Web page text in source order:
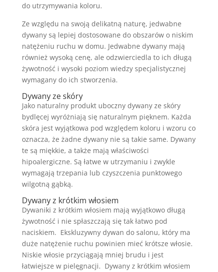
do utrzymywania koloru.
Ze względu na swoją delikatną naturę, jedwabne
dywany są lepiej dostosowane do obszarów o niskim
natężeniu ruchu w domu. Jedwabne dywanymają
również wysoką cenę, ale odzwierciedla to ich długą
żywotność i wysoki poziom wiedzy specjalistycznej
wymagany do ich stworzenia.
Dywany ze skóry
Jako naturalny produkt uboczny dywany ze skóry
bydlęcej wyróżniają się naturalnym pięknem. Każda
skóra jest wyjątkowa pod względem koloru i wzoru co
oznacza, że ​​żadne dywany nie są takie same. Dywany
te są miękkie, a także mają właściwości
hipoalergiczne. Są łatwe w utrzymaniu i zwykle
wymagają trzepania lub czyszczenia punktowego
wilgotną gąbką.
Dywany z krótkim włosiem
Dywaniki z krótkim włosiem mają wyjątkowo długą
żywotność i nie spłaszczają się tak łatwo pod
naciskiem. Ekskluzywny dywan do salonu, który ma
duże natężenie ruchu powinien mieć krótsze włosie.
Niskie włosie przyciągają mniej brudu i jest
łatwiejsze w pielęgnacji. Dywany z krótkim włosiem